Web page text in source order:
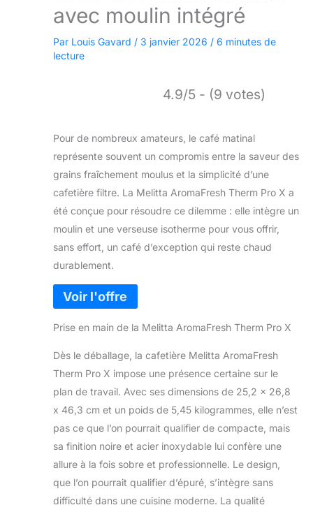
avec moulin intégré
Par Louis Gavard / 3 janvier 2026 / 6 minutes de
lecture
4.9/5 - (9 votes)
Pour de nombreux amateurs, le café matinal
représente souvent un compromis entre la saveur des
grains fraîchement moulus et la simplicité d’une
cafetière filtre. La Melitta AromaFresh Therm Pro X a
été conçue pour résoudre ce dilemme : elle intègre un
moulin et une verseuse isotherme pour vous offrir,
sans effort, un café d’exception qui reste chaud
durablement.
Prise en main de la Melitta AromaFresh Therm Pro X
Dès le déballage, la cafetière Melitta AromaFresh
Therm Pro X impose une présence certaine sur le
plan de travail. Avec ses dimensions de 25,2 x 26,8
x 46,3 cm et un poids de 5,45 kilogrammes, elle n’est
pas ce que l’on pourrait qualifier de compacte, mais
sa finition noire et acier inoxydable lui confère une
allure à la fois sobre et professionnelle. Le design,
que l’on pourrait qualifier d’épuré, s’intègre sans
difficulté dans une cuisine moderne. La qualité